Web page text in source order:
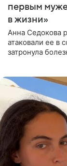
первым
в жизни»
Анна Седокова
атаковали ее в
затронула